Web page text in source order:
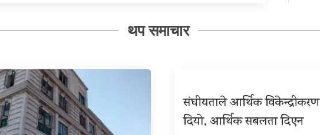
थप समाचार
संघीयताले आर्थिक विकेन्द्रीकरण
दियो, आर्थिक सबलता दिएन